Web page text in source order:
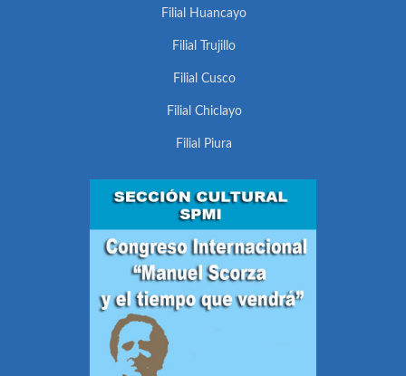
Filial Huancayo
Filial Trujillo
Filial Cusco
Filial Chiclayo
Filial Piura